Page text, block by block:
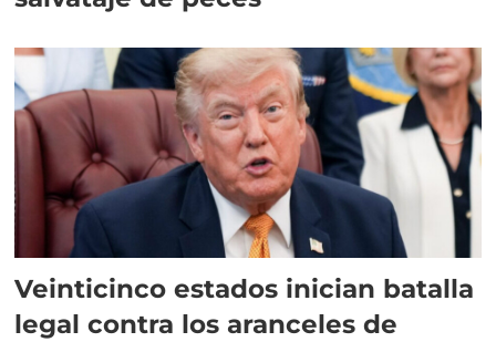
Veinticinco estados inician batalla
legal contra los aranceles de